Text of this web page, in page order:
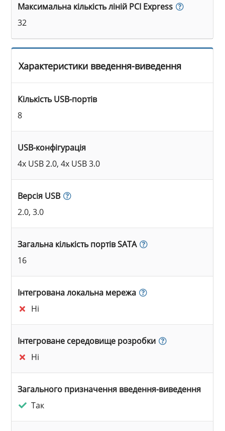
Максимальна кількість ліній PCI Express
32
Характеристики введення-виведення
Кількість USB-портів
8
USB-конфігурація
4x USB 2.0, 4x USB 3.0
Версія USB
2.0, 3.0
Загальна кількість портів SATA
16
Інтегрована локальна мережа
Ні
Інтегроване середовище розробки
Ні
Загального призначення введення-виведення
Так